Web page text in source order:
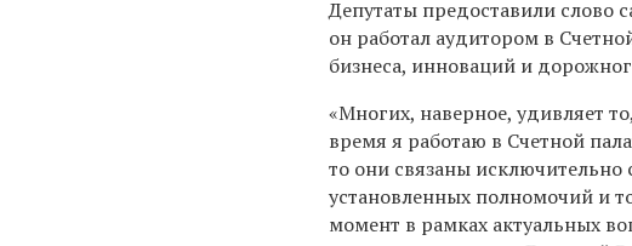
Депутаты предоставили слово
он работал аудитором в
бизнеса, инноваций и
«Многих, наверное, удивляет
время я работаю в Счетной
то они связаны исключительно
установленных полномочий и
момент в рамках актуальных